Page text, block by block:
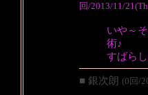
回/2013/11/
いや～
術♪
すばらし
■ 銀次朗 (0回/